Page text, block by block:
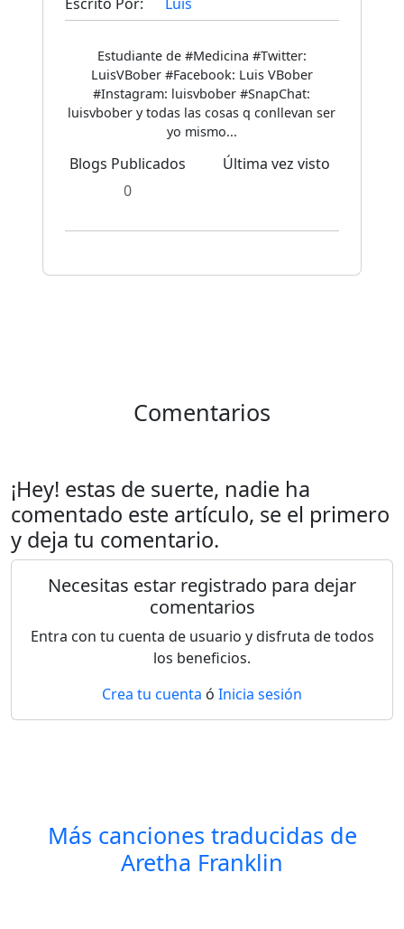
Estudiante de #Medicina #Twitter:
LuisVBober #Facebook: Luis VBober
#Instagram: luisvbober #SnapChat:
luisvbober y todas las cosas q conllevan ser
yo mismo...
Blogs Publicados
0
Última vez visto
Comentarios
¡Hey! estas de suerte, nadie ha
comentado este artículo, se el primero
y deja tu comentario.
Necesitas estar registrado para dejar
comentarios
Entra con tu cuenta de usuario y disfruta de todos
los beneficios.
Crea tu cuenta ó Inicia sesión
Más canciones traducidas de
Aretha Franklin